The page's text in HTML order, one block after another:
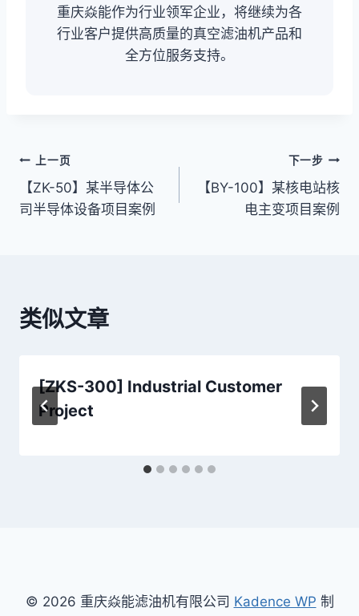
重庆焱能作为行业领军企业，将继续为各
行业客户提供高质量的真空滤油机产品和
全方位服务支持。
文
章
上一页
【ZK-50】某半导体公
司半导体设备项目案例
下一步
【BY-100】某核电站核
电主变项目案例
类似文章
[ZKS-300] Industrial Customer
Project
© 2026 重庆焱能滤油机有限公司 Kadence WP 制